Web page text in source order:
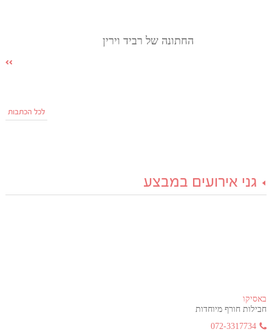
החתונה של רביד וירין
לכל הכתבות
גני אירועים במבצע
באסיקו
חבילות חורף מיוחדות
072-3317734